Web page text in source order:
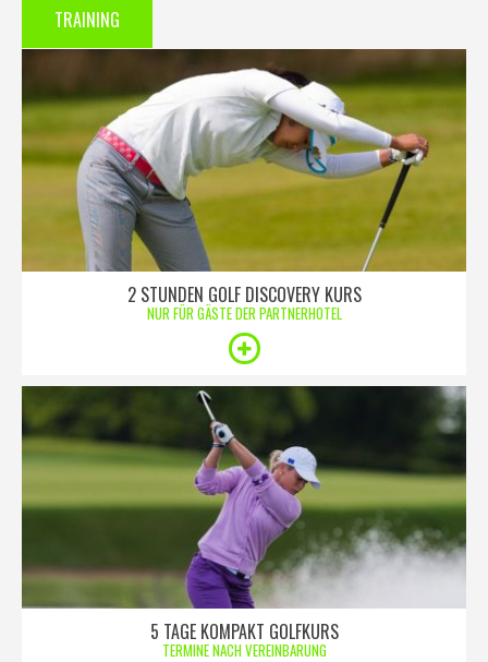
TRAINING
2 STUNDEN GOLF DISCOVERY KURS
NUR FÜR GÄSTE DER PARTNERHOTEL
5 TAGE KOMPAKT GOLFKURS
TERMINE NACH VEREINBARUNG